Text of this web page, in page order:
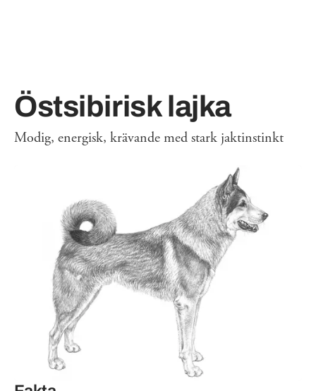
Östsibirisk lajka
Modig, energisk, krävande med stark jaktinstinkt